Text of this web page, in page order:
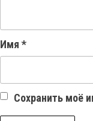
Имя *
Сохранить моё